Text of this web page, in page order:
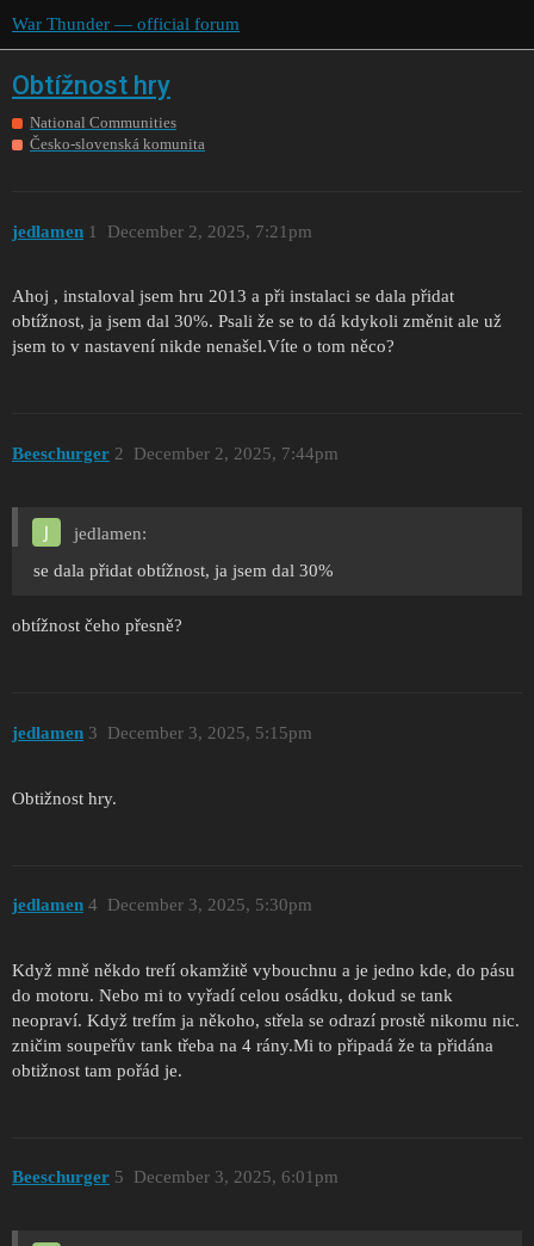
War Thunder — official forum
Obtížnost hry
National Communities
Česko-slovenská komunita
jedlamen December 2, 2025, 7:21pm
1
Ahoj , instaloval jsem hru 2013 a při instalaci se dala přidat
obtížnost, ja jsem dal 30%. Psali že se to dá kdykoli změnit ale už
jsem to v nastavení nikde nenašel.Víte o tom něco?
Beeschurger December 2, 2025, 7:44pm
2
jedlamen:
se dala přidat obtížnost, ja jsem dal 30%
obtížnost čeho přesně?
jedlamen December 3, 2025, 5:15pm
3
Obtižnost hry.
jedlamen December 3, 2025, 5:30pm
4
Když mně někdo trefí okamžitě vybouchnu a je jedno kde, do pásu
do motoru. Nebo mi to vyřadí celou osádku, dokud se tank
neopraví. Když trefím ja někoho, střela se odrazí prostě nikomu nic.
zničim soupeřův tank třeba na 4 rány.Mi to připadá že ta přidána
obtižnost tam pořád je.
Beeschurger December 3, 2025, 6:01pm
5